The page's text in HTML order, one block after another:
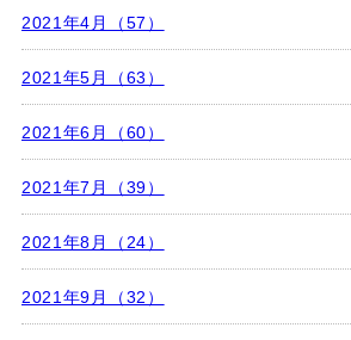
2021年4月（57）
2021年5月（63）
2021年6月（60）
2021年7月（39）
2021年8月（24）
2021年9月（32）